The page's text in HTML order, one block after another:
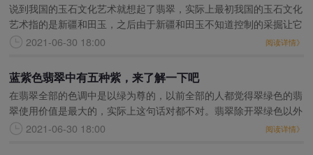
说到我国的玉石文化艺术就想起了翡翠，实际上最初我国的玉石文化
艺术指的是新疆和田玉，之后由于新疆和田玉不知道控制的采掘让它
的生产量大减，翡翠的出現好像是填补了它的缺口，因此 如今一说
2021-06-30 18:00 阅读详情》
蓝紫色翡翠中有五种紫，来了解一下吧
在翡翠全部的色调中是以绿为尊的，以前全部的人都觉得翠绿色的翡
翠使用价值是最大的，实际上这句话对都不对。翡翠除开翠绿色以外
也有别的的鲜红色、淡黄色、蓝紫色、深蓝色、灰黑色等，好像一个
2021-06-30 18:00 阅读详情》